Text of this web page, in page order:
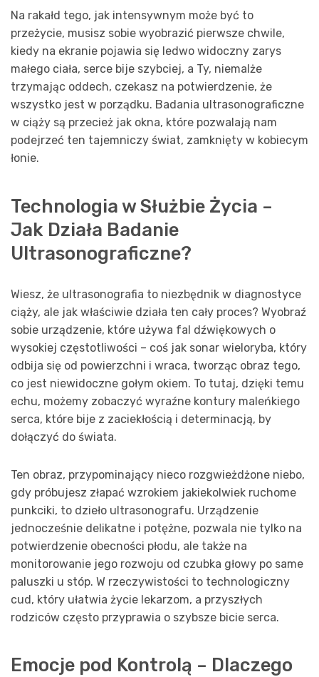
Na rakałd tego, jak intensywnym może być to
przeżycie, musisz sobie wyobrazić pierwsze chwile,
kiedy na ekranie pojawia się ledwo widoczny zarys
małego ciała, serce bije szybciej, a Ty, niemalże
trzymając oddech, czekasz na potwierdzenie, że
wszystko jest w porządku. Badania ultrasonograficzne
w ciąży są przecież jak okna, które pozwalają nam
podejrzeć ten tajemniczy świat, zamknięty w kobiecym
łonie.
Technologia w Służbie Życia –
Jak Działa Badanie
Ultrasonograficzne?
Wiesz, że ultrasonografia to niezbędnik w diagnostyce
ciąży, ale jak właściwie działa ten cały proces? Wyobraź
sobie urządzenie, które używa fal dźwiękowych o
wysokiej częstotliwości – coś jak sonar wieloryba, który
odbija się od powierzchni i wraca, tworząc obraz tego,
co jest niewidoczne gołym okiem. To tutaj, dzięki temu
echu, możemy zobaczyć wyraźne kontury maleńkiego
serca, które bije z zaciekłością i determinacją, by
dołączyć do świata.
Ten obraz, przypominający nieco rozgwieżdżone niebo,
gdy próbujesz złapać wzrokiem jakiekolwiek ruchome
punkciki, to dzieło ultrasonografu. Urządzenie
jednocześnie delikatne i potężne, pozwala nie tylko na
potwierdzenie obecności płodu, ale także na
monitorowanie jego rozwoju od czubka głowy po same
paluszki u stóp. W rzeczywistości to technologiczny
cud, który ułatwia życie lekarzom, a przyszłych
rodziców często przyprawia o szybsze bicie serca.
Emocje pod Kontrolą – Dlaczego